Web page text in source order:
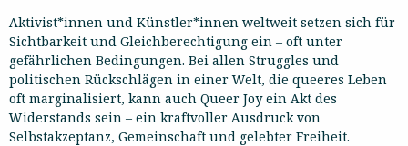
Aktivist*innen und Künstler*innen weltweit setzen sich für
Sichtbarkeit und Gleichberechtigung ein – oft unter
gefährlichen Bedingungen. Bei allen Struggles und
politischen Rückschlägen in einer Welt, die queeres Leben
oft marginalisiert, kann auch Queer Joy ein Akt des
Widerstands sein – ein kraftvoller Ausdruck von
Selbstakzeptanz, Gemeinschaft und gelebter Freiheit.